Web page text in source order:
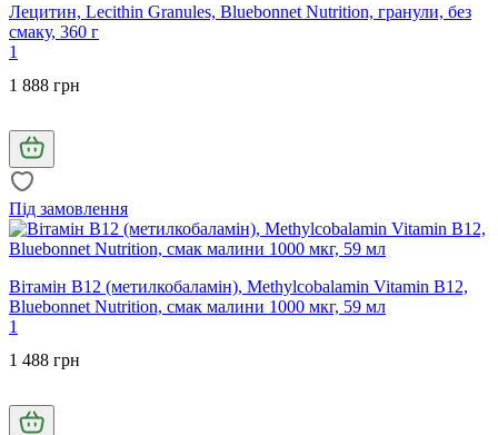
Лецитин, Lecithin Granules, Bluebonnet Nutrition, гранули, без
смаку, 360 г
1
1 888 грн
Під замовлення
Вітамін В12 (метилкобаламін), Methylcobalamin Vitamin B12,
Bluebonnet Nutrition, смак малини 1000 мкг, 59 мл
1
1 488 грн